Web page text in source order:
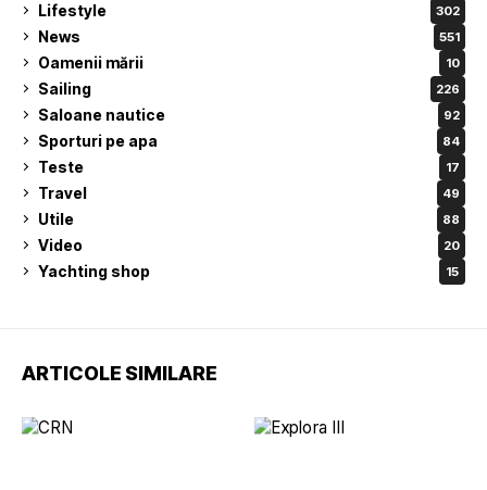
Lifestyle 302
News 551
Oamenii mării 10
Sailing 226
Saloane nautice 92
Sporturi pe apa 84
Teste 17
Travel 49
Utile 88
Video 20
Yachting shop 15
ARTICOLE SIMILARE